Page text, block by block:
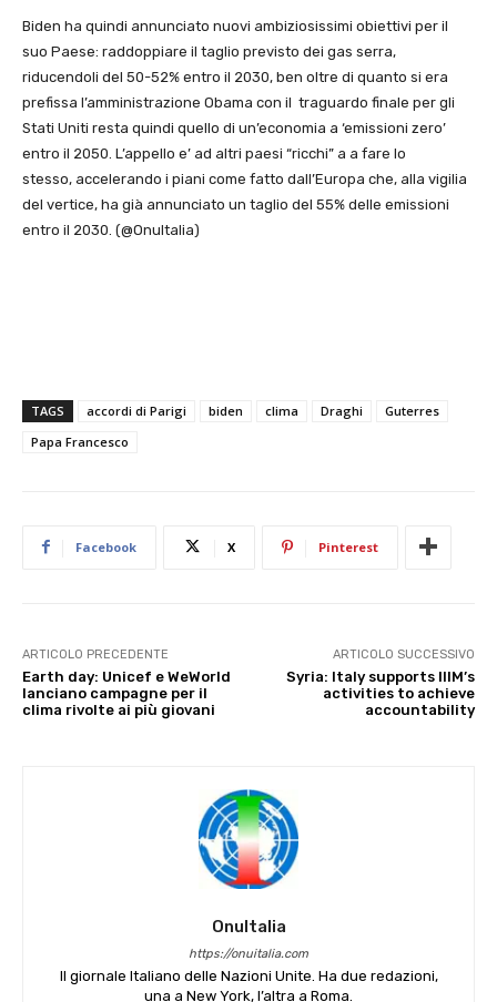
Biden ha quindi annunciato nuovi ambiziosissimi obiettivi per il
suo Paese: raddoppiare il taglio previsto dei gas serra,
riducendoli del 50-52% entro il 2030, ben oltre di quanto si era
prefissa l’amministrazione Obama con il traguardo finale per gli
Stati Uniti resta quindi quello di un’economia a ‘emissioni zero’
entro il 2050. L’appello e’ ad altri paesi “ricchi” a a fare lo
stesso, accelerando i piani come fatto dall’Europa che, alla vigilia
del vertice, ha già annunciato un taglio del 55% delle emissioni
entro il 2030. (@OnuItalia)
TAGS accordi di Parigi biden clima Draghi
Guterres
Papa Francesco
Facebook X Pinterest
ARTICOLO PRECEDENTE
Earth day: Unicef e WeWorld
lanciano campagne per il
clima rivolte ai più giovani
ARTICOLO SUCCESSIVO
Syria: Italy supports IIIM’s
activities to achieve
accountability
OnuItalia
https://onuitalia.com
Il giornale Italiano delle Nazioni Unite. Ha due redazioni,
una a New York, l’altra a Roma.